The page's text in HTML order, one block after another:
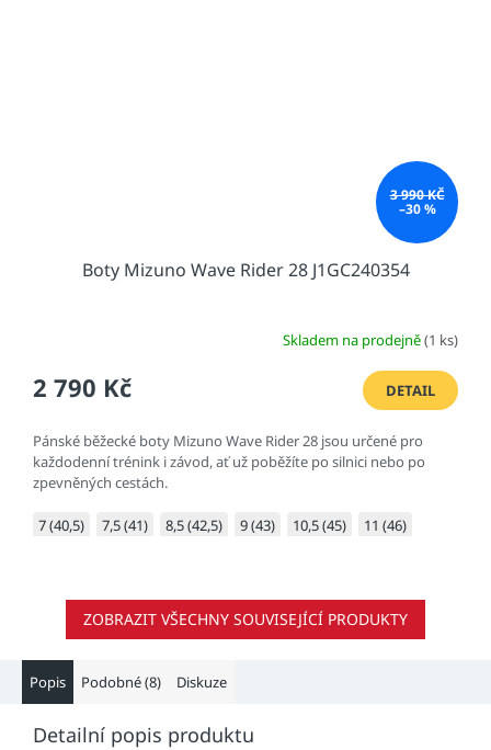
3 990 KČ
–30 %
Boty Mizuno Wave Rider 28 J1GC240354
produktu
je
z
5
hvězdiček.
Skladem na prodejně(1 ks)
2 790 Kč DETAIL
Pánské běžecké boty Mizuno Wave Rider 28 jsou určené pro
každodenní trénink i závod, ať už poběžíte po silnici nebo po
zpevněných cestách.
7 (40,5) 7,5 (41) 8,5 (42,5) 9 (43) 10,5 (45) 11 (46)
ZOBRAZIT VŠECHNY SOUVISEJÍCÍ PRODUKTY
Popis Podobné (8) Diskuze
Detailní popis produktu